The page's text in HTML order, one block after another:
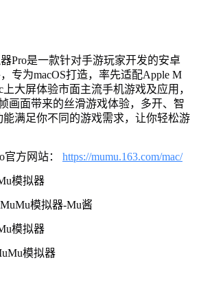
Pro是一款针对手游玩家开发的安卓
专为macOS打造，率先适配Apple M
大屏体验市面主流手机游戏及应用，
画面带来的丝滑游戏体验，多开、智
满足你不同的游戏需求，让你轻松游
官方网站： https://mumu.163.com/mac/
模拟器
模拟器-Mu酱
模拟器
模拟器